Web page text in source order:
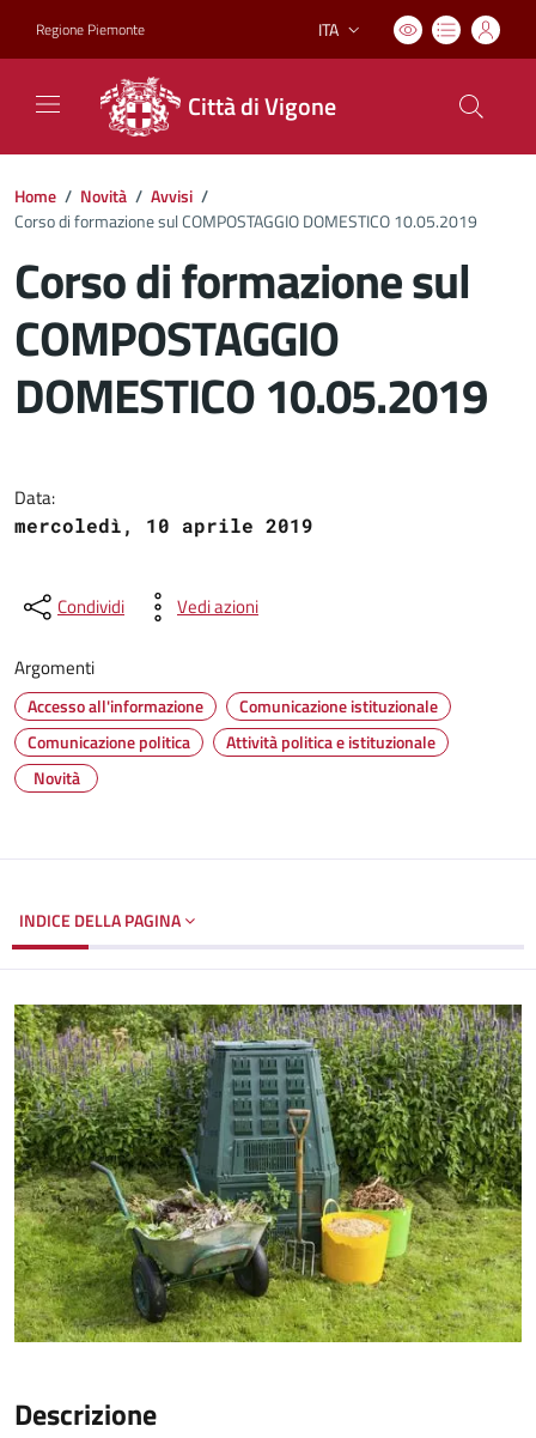
Regione Piemonte Lingua attiva:
ITA
Città di Vigone
Home / Novità / Avvisi /
Corso di formazione sul COMPOSTAGGIO DOMESTICO 10.05.2019
Corso di formazione sul
COMPOSTAGGIO
DOMESTICO 10.05.2019
Data:
mercoledì, 10 aprile 2019
Condividi Vedi azioni
Argomenti
Accesso all'informazione
Comunicazione istituzionale
Comunicazione politica
Attività politica e istituzionale
Novità
INDICE DELLA PAGINA
Descrizione